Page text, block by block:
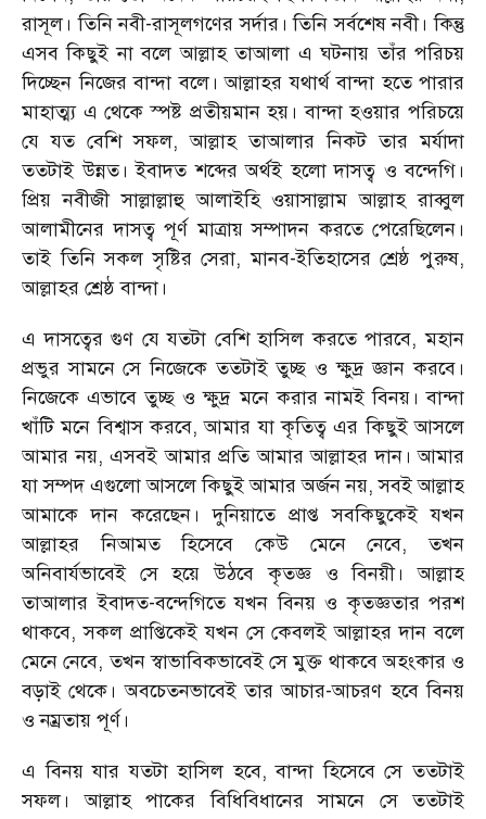
রাসূল। তিনি নবী-রাসূলগণের সর্দার। তিনি সর্বশেষ নবী। কিন্তু
এসব কিছুই না বলে আল্লাহ তাআলা এ ঘটনায় তাঁর পরিচয়
দিচ্ছেন নিজের বান্দা বলে। আল্লাহর যথার্থ বান্দা হতে পারার
মাহাত্ম্য এ থেকে স্পষ্ট প্রতীয়মান হয়। বান্দা হওয়ার পরিচয়ে
যে যত বেশি সফল,আল্লাহ তাআলার নিকট তার মর্যাদা
ততটাই উন্নত। ইবাদত শব্দের অর্থই হলো দাসত্ব ও বন্দেগি।
প্রিয় নবীজী সাল্লাল্লাহু আলাইহি ওয়াসাল্লাম আল্লাহ রাব্বুল
আলামীনের দাসত্ব পূর্ণ মাত্রায় সম্পাদন করতে পেরেছিলেন।
তাই তিনি সকল সৃষ্টির সেরা,মানব-ইতিহাসের শ্রেষ্ঠ পুরুষ,
আল্লাহর শ্রেষ্ঠ বান্দা।
এ দাসত্বের গুণ যে যতটা বেশি হাসিল করতে পারবে,মহান
প্রভুর সামনে সে নিজেকে ততটাই তুচ্ছ ও ক্ষুদ্র জ্ঞান করবে।
নিজেকে এভাবে তুচ্ছ ও ক্ষুদ্র মনে করার নামই বিনয়। বান্দা
খাঁটি মনে বিশ্বাস করবে,আমার যা কৃতিত্ব এর কিছুই আসলে
আমার নয়, এসবই আমার প্রতি আমার আল্লাহর দান। আমার
যা সম্পদ এগুলো আসলে কিছুই আমার অর্জন নয়,সবই আল্লাহ
আমাকে দান করেছেন। দুনিয়াতে প্রাপ্ত সবকিছুকেই যখন
আল্লাহর নিআমত হিসেবে কেউ মেনে নেবে,তখন
অনিবার্যভাবেই সে হয়ে উঠবে কৃতজ্ঞ ও বিনয়ী। আল্লাহ
তাআলার ইবাদত-বন্দেগিতে যখন বিনয় ও কৃতজ্ঞতার পরশ
থাকবে,সকল প্রাপ্তিকেই যখন সে কেবলই আল্লাহর দান বলে
মেনে নেবে,তখন স্বাভাবিকভাবেই সে মুক্ত থাকবে অহংকার ও
বড়াই থেকে। অবচেতনভাবেই তার আচার-আচরণ হবে বিনয়
ও নম্রতায় পূর্ণ।
এ বিনয় যার যতটা হাসিল হবে,বান্দা হিসেবে সে ততটাই
সফল। আল্লাহ পাকের বিধিবিধানের সামনে সে ততটাই